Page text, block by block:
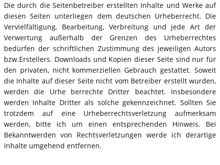
Die durch die Seitenbetreiber erstellten Inhalte und Werke auf
diesen Seiten unterliegen dem deutschen Urheberrecht. Die
Vervielfältigung, Bearbeitung, Verbreitung und jede Art der
Verwertung außerhalb der Grenzen des Urheberrechtes
bedürfen der schriftlichen Zustimmung des jeweiligen Autors
bzw.Erstellers. Downloads und Kopien dieser Seite sind nur für
den privaten, nicht kommerziellen Gebrauch gestattet. Soweit
die Inhalte auf dieser Seite nicht vom Betreiber erstellt wurden,
werden die Urhe berrechte Dritter beachtet. Insbesondere
werden Inhalte Dritter als solche gekennzeichnet. Sollten Sie
trotzdem auf eine Urheberrechtsverletzung aufmerksam
werden, bitte ich um einen entsprechenden Hinweis. Bei
Bekanntwerden von Rechtsverletzungen werde ich derartige
Inhalte umgehend entfernen.